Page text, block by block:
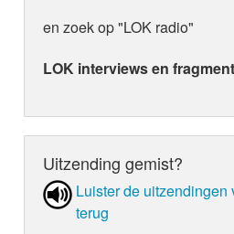
en zoek op "LOK radio"
LOK interviews en
Uitzending gemist?
Luister de uit­zen­din­gen
terug